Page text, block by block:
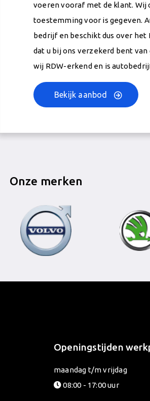
voeren vooraf met de klant. Wij
toestemming voor is gegeven.
bedrijf en beschikt dus over
dat u bij ons verzekerd bent
wij RDW-erkend en is
Bekijk aanbod
Onze merken
Openingstijden
maandag t/m vrijdag
08:00 - 17:00 uur